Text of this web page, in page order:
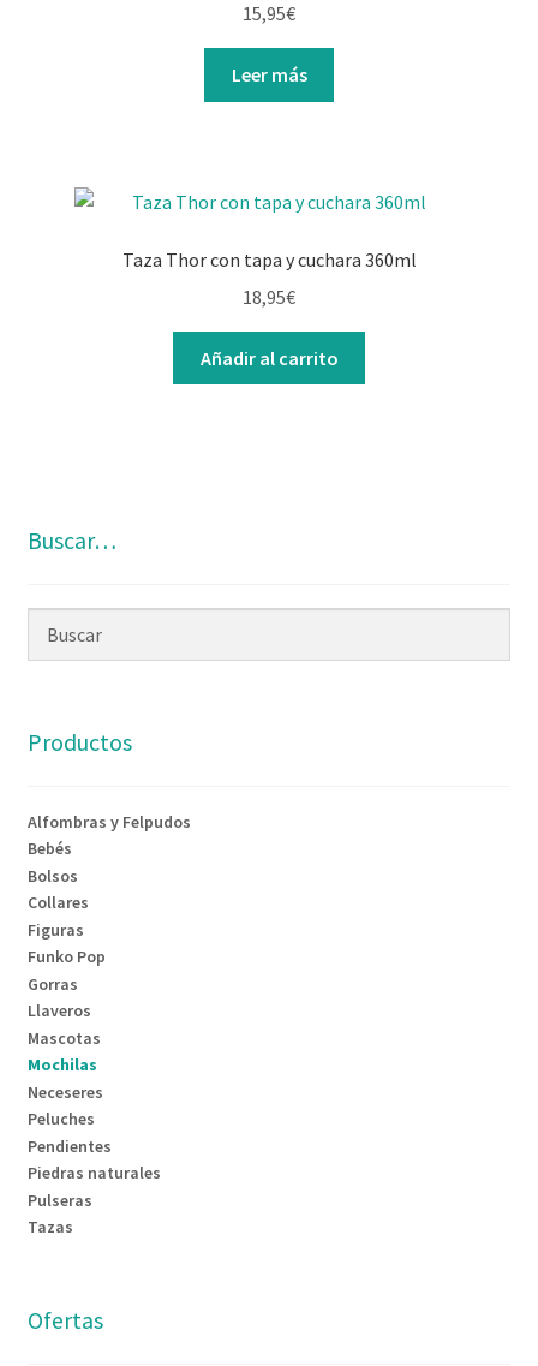
15,95€
Leer más
Taza Thor con tapa y cuchara 360ml
18,95€
Añadir al carrito
Buscar…
Productos
Alfombras y Felpudos
Bebés
Bolsos
Collares
Figuras
Funko Pop
Gorras
Llaveros
Mascotas
Mochilas
Neceseres
Peluches
Pendientes
Piedras naturales
Pulseras
Tazas
Ofertas